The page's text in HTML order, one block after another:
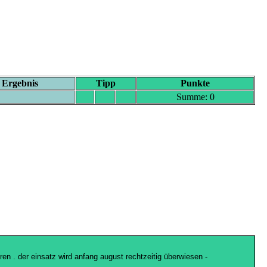
Ergebnis Tipp
Punkte
Summe: 0
und vor allem die interessante punkteregelung finde ich weiter
durch die sogenannten underdogs allerdings meiner ansicht nach
von schlotterbeck zeigen wird wie wichtig er war - allen einen
Interessen durchsetzt und ich sehe nicht, wie sich das mal
. der einsatz wird anfang august rechtzeitig überwiesen -